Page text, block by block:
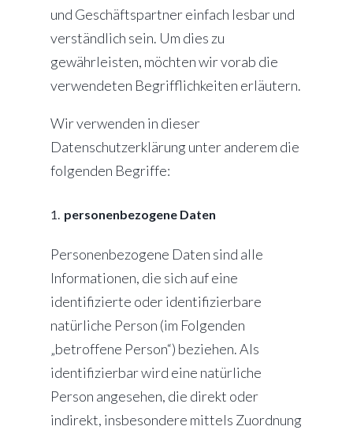
und Geschäftspartner einfach lesbar und
verständlich sein. Um dies zu
gewährleisten, möchten wir vorab die
verwendeten Begrifflichkeiten erläutern.
Wir verwenden in dieser
Datenschutzerklärung unter anderem die
folgenden Begriffe:
personenbezogene Daten
Personenbezogene Daten sind alle
Informationen, die sich auf eine
identifizierte oder identifizierbare
natürliche Person (im Folgenden
„betroffene Person“) beziehen. Als
identifizierbar wird eine natürliche
Person angesehen, die direkt oder
indirekt, insbesondere mittels Zuordnung